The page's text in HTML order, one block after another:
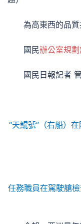
為高東西的品質
國民辦公室規
國民日報記者
“天鯤號”（右船）
任務職員在駕駛艙檢